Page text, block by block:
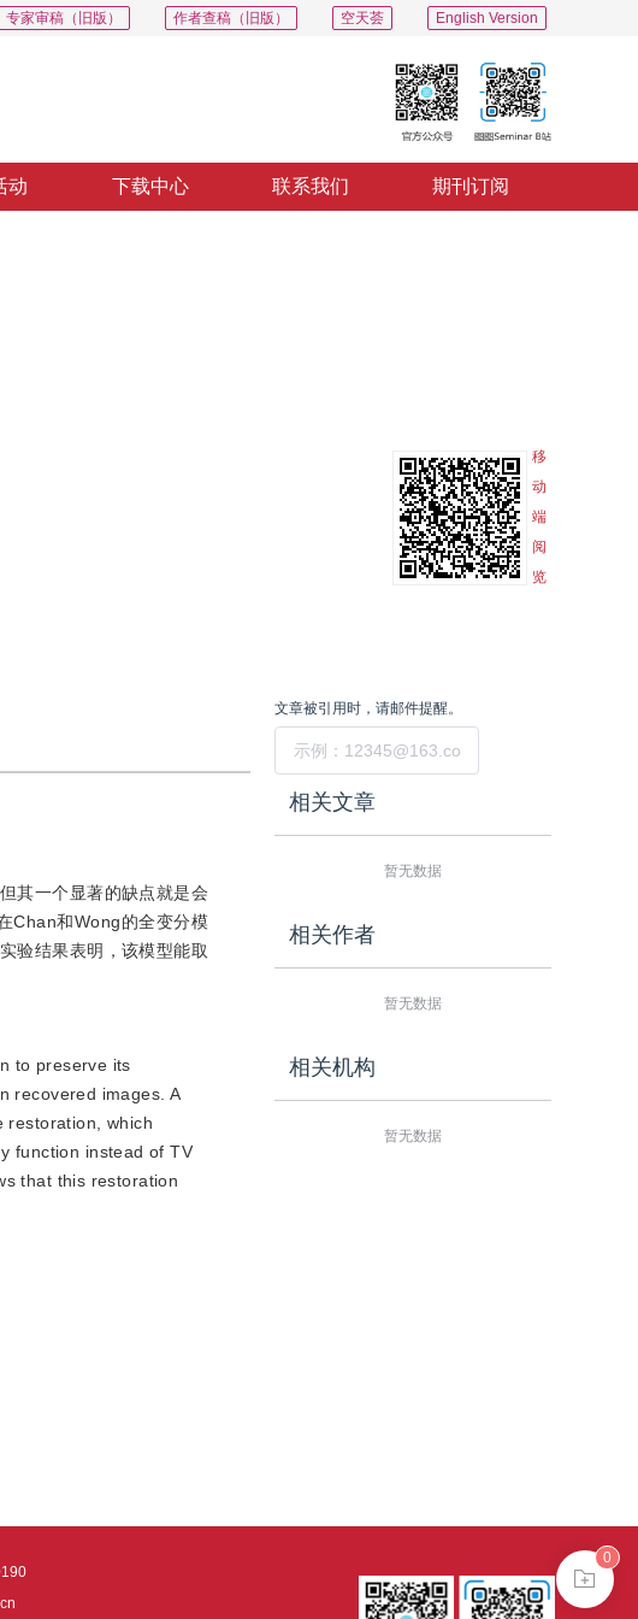
English Version
空天荟
作者查稿（旧版）
专家审稿（旧版）
动 下载中心 联系我们 期刊订阅
移
动
端
阅
览
其一个显著的缺点就是会
Chan和Wong的全变分模
验结果表明，该模型能取
to preserve its
recovered images. A
restoration, which
function instead of TV
that this restoration
文章被引用时，请邮件提醒。
相关文章
暂无数据
相关作者
暂无数据
相关机构
暂无数据
0